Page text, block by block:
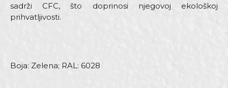
sadrži CFC, što doprinosi njegovoj ekološkoj
prihvatljivosti.
Boja: Zelena; RAL: 6028